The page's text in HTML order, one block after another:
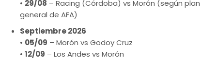
• 29/08 – Racing (Córdoba) vs Morón (según plan
general de AFA)
Septiembre 2026
• 05/09 – Morón vs Godoy Cruz
• 12/09 – Los Andes vs Morón